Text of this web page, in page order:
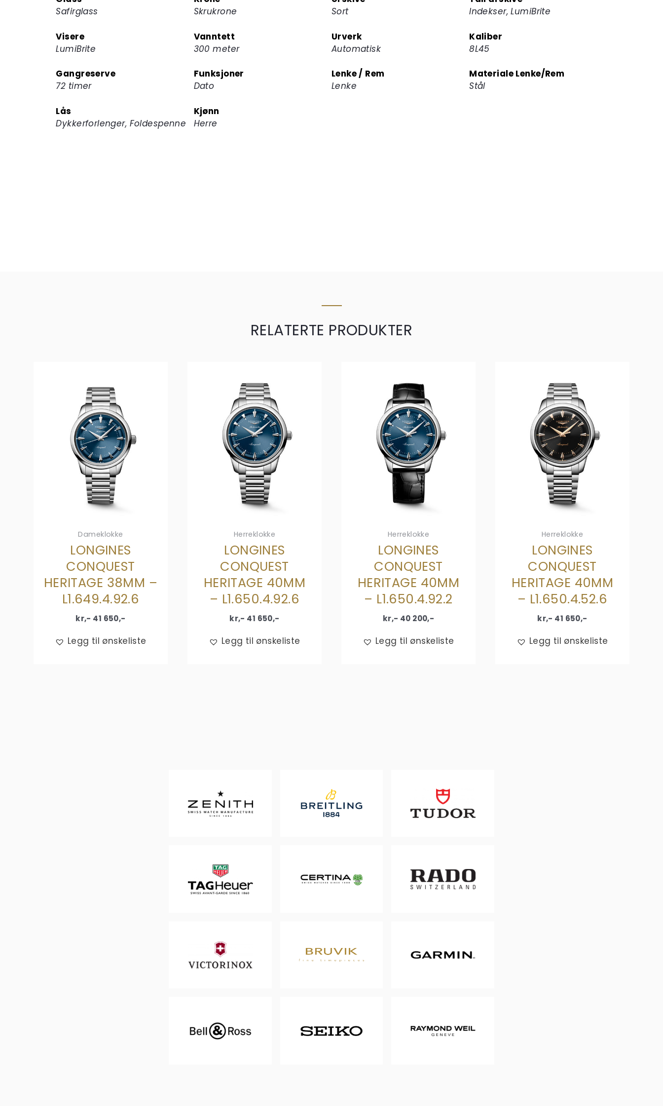
Safirglass
Skrukrone
Sort
Indekser, LumiBrite
Visere
LumiBrite
Vanntett
300 meter
Urverk
Automatisk
Kaliber
8L45
Gangreserve
72 timer
Funksjoner
Dato
Lenke / Rem
Lenke
Materiale Lenke/Rem
Stål
Lås
Dykkerforlenger, Foldespenne
Kjønn
Herre
RELATERTE PRODUKTER
Dameklokke
LONGINES
CONQUEST
HERITAGE 38MM –
L1.649.4.92.6
kr,- 41 650,-
Legg til ønskeliste
Herreklokke
LONGINES
CONQUEST
HERITAGE 40MM
– L1.650.4.92.6
kr,- 41 650,-
Legg til ønskeliste
Herreklokke
LONGINES
CONQUEST
HERITAGE 40MM
– L1.650.4.92.2
kr,- 40 200,-
Legg til ønskeliste
Herreklokke
LONGINES
CONQUEST
HERITAGE 40MM
– L1.650.4.52.6
kr,- 41 650,-
Legg til ønskeliste